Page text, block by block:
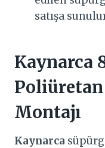
satışa
Kaynarca
Montajı
Kaynarca